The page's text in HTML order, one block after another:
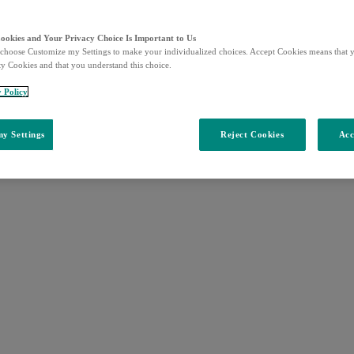
and Your Privacy Choice Is Important to Us
Customize my Settings to make your individualized choices. Accept Cookies means that
Cookies and that you understand this choice.
Policy
Settings Reject Cookies